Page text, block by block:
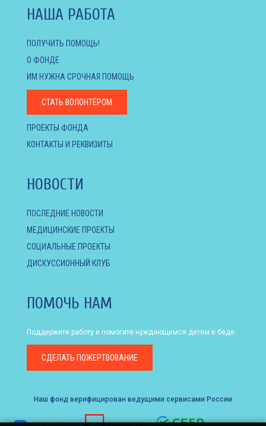
НАША РАБОТА
ПОЛУЧИТЬ ПОМОЩЬ!
О ФОНДЕ
ИМ НУЖНА СРОЧНАЯ ПОМОЩЬ
СТАТЬ ВОЛОНТЁРОМ
ПРОЕКТЫ ФОНДА
КОНТАКТЫ И РЕКВИЗИТЫ
НОВОСТИ
ПОСЛЕДНИЕ НОВОСТИ
МЕДИЦИНСКИЕ ПРОЕКТЫ
СОЦИАЛЬНЫЕ ПРОЕКТЫ
ДИСКУССИОННЫЙ КЛУБ
ПОМОЧЬ НАМ
Поддержите работу и помогите нуждающимся детям в беде.
СДЕЛАТЬ ПОЖЕРТВОВАНИЕ
Наш фонд верифицирован ведущими сервисами России